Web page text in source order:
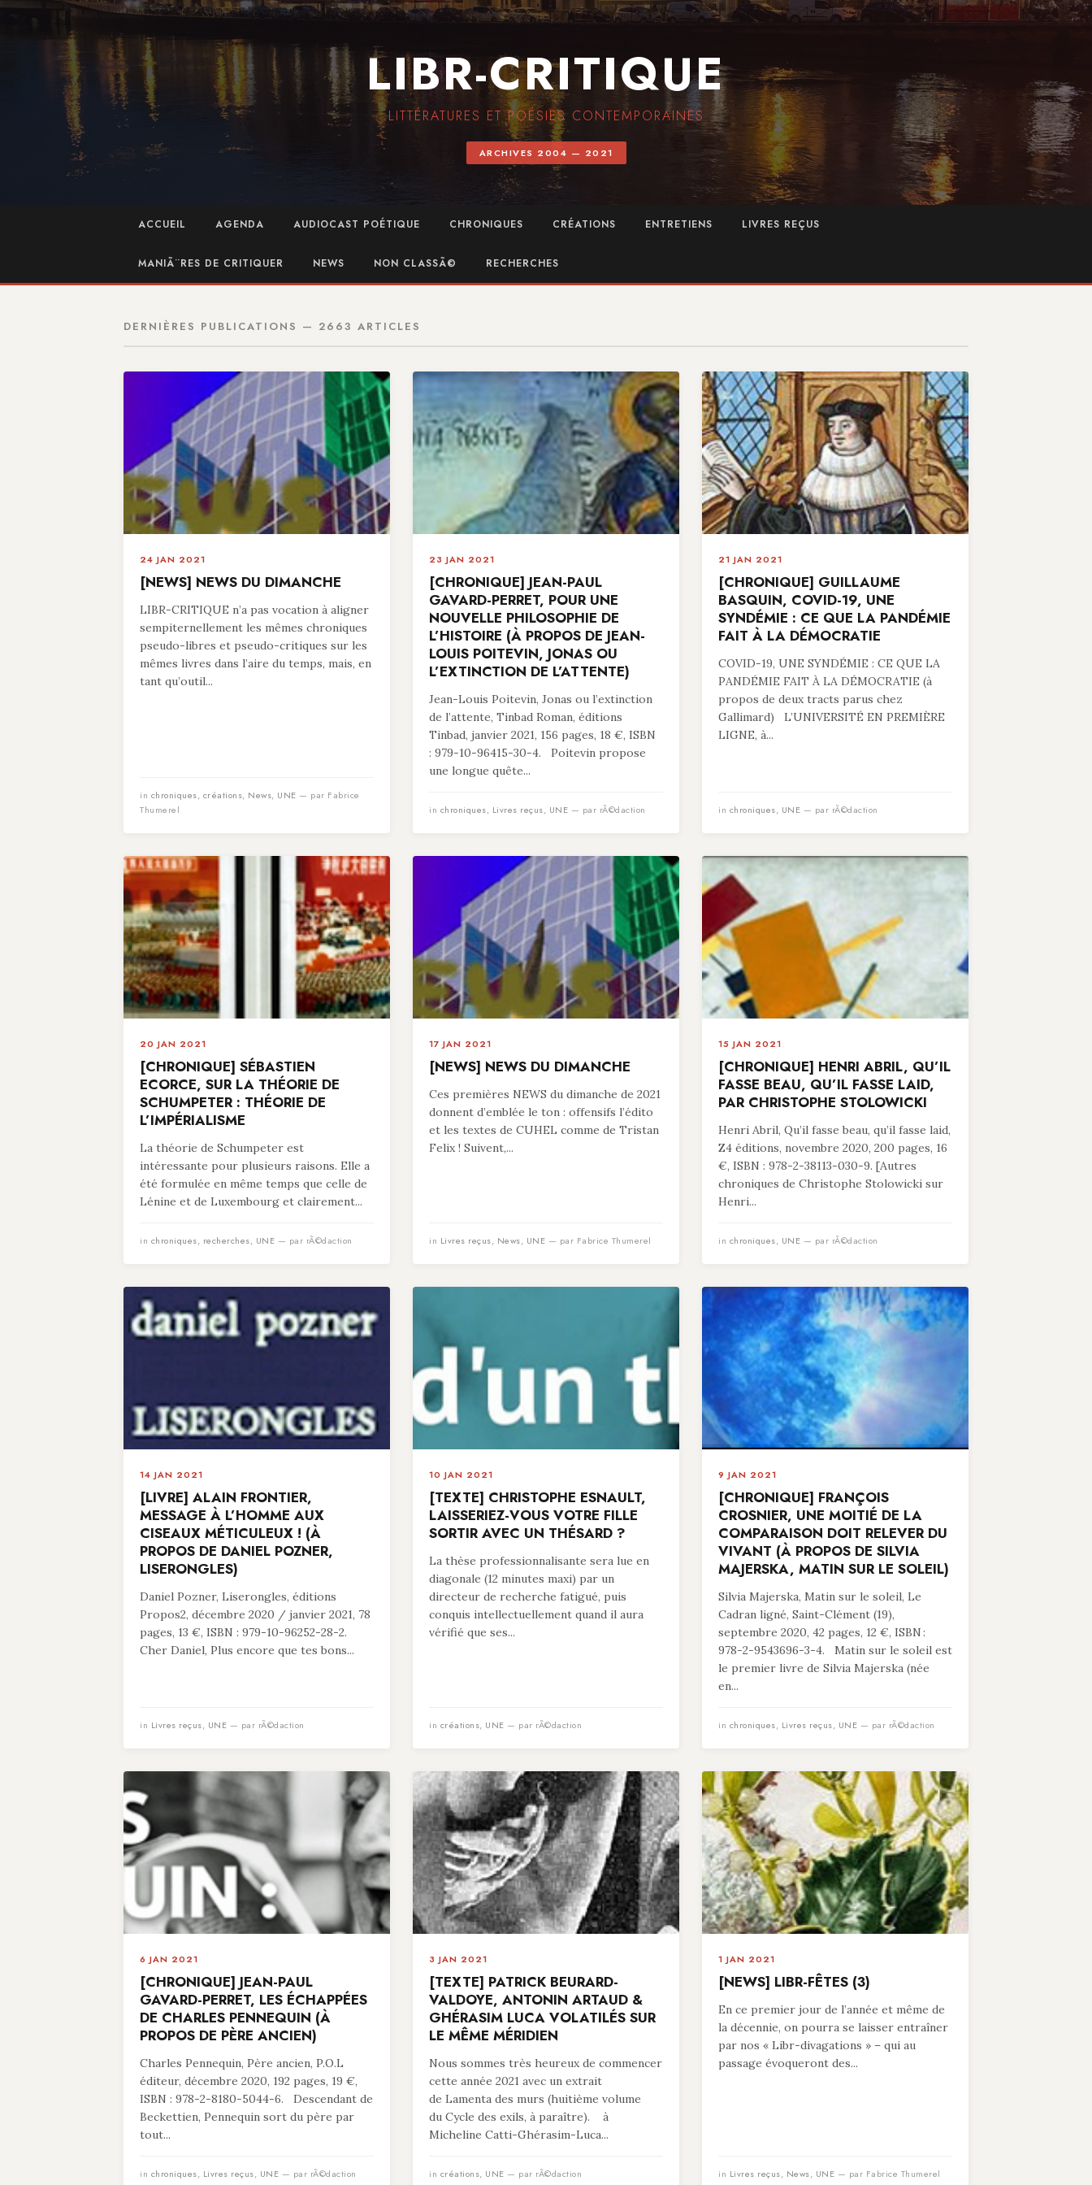
LIBR-CRITIQUE
LITTÉRATURES ET POÉSIES CONTEMPORAINES
ARCHIVES 2004 — 2021
ACCUEIL AGENDA AUDIOCAST POÉTIQUE CHRONIQUES CRÉATIONS ENTRETIENS LIVRES REÇUS
MANIÃ¨RES DE CRITIQUER NEWS NON CLASSÃ© RECHERCHES
DERNIÈRES PUBLICATIONS — 2663 ARTICLES
24 JAN 2021
[NEWS] NEWS DU DIMANCHE
LIBR-CRITIQUE n’a pas vocation à aligner
sempiternellement les mêmes chroniques
pseudo-libres et pseudo-critiques sur les
mêmes livres dans l’aire du temps, mais, en
tant qu’outil...
in chroniques, créations, News, UNE — par Fabrice
Thumerel
23 JAN 2021
[CHRONIQUE] JEAN-PAUL
GAVARD-PERRET, POUR UNE
NOUVELLE PHILOSOPHIE DE
L’HISTOIRE (À PROPOS DE JEAN-
LOUIS POITEVIN, JONAS OU
L’EXTINCTION DE L’ATTENTE)
Jean-Louis Poitevin, Jonas ou l’extinction
de l’attente, Tinbad Roman, éditions
Tinbad, janvier 2021, 156 pages, 18 €, ISBN
: 979-10-96415-30-4. Poitevin propose
une longue quête...
in chroniques, Livres reçus, UNE — par rÃ©daction
21 JAN 2021
[CHRONIQUE] GUILLAUME
BASQUIN, COVID-19, UNE
SYNDÉMIE : CE QUE LA PANDÉMIE
FAIT À LA DÉMOCRATIE
COVID-19, UNE SYNDÉMIE : CE QUE LA
PANDÉMIE FAIT À LA DÉMOCRATIE (à
propos de deux tracts parus chez
Gallimard) L’UNIVERSITÉ EN PREMIÈRE
LIGNE, à...
in chroniques, UNE — par rÃ©daction
20 JAN 2021
[CHRONIQUE] SÉBASTIEN
ECORCE, SUR LA THÉORIE DE
SCHUMPETER : THÉORIE DE
L’IMPÉRIALISME
La théorie de Schumpeter est
intéressante pour plusieurs raisons. Elle a
été formulée en même temps que celle de
Lénine et de Luxembourg et clairement...
in chroniques, recherches, UNE — par rÃ©daction
17 JAN 2021
[NEWS] NEWS DU DIMANCHE
Ces premières NEWS du dimanche de 2021
donnent d’emblée le ton : offensifs l’édito
et les textes de CUHEL comme de Tristan
Felix ! Suivent,...
in Livres reçus, News, UNE — par Fabrice Thumerel
15 JAN 2021
[CHRONIQUE] HENRI ABRIL, QU’IL
FASSE BEAU, QU’IL FASSE LAID,
PAR CHRISTOPHE STOLOWICKI
Henri Abril, Qu’il fasse beau, qu’il fasse laid,
Z4 éditions, novembre 2020, 200 pages, 16
€, ISBN : 978-2-38113-030-9. [Autres
chroniques de Christophe Stolowicki sur
Henri...
in chroniques, UNE — par rÃ©daction
14 JAN 2021
[LIVRE] ALAIN FRONTIER,
MESSAGE À L’HOMME AUX
CISEAUX MÉTICULEUX ! (À
PROPOS DE DANIEL POZNER,
LISERONGLES)
Daniel Pozner, Liserongles, éditions
Propos2, décembre 2020 / janvier 2021, 78
pages, 13 €, ISBN : 979-10-96252-28-2.
Cher Daniel, Plus encore que tes bons...
in Livres reçus, UNE — par rÃ©daction
10 JAN 2021
[TEXTE] CHRISTOPHE ESNAULT,
LAISSERIEZ-VOUS VOTRE FILLE
SORTIR AVEC UN THÉSARD ?
La thèse professionnalisante sera lue en
diagonale (12 minutes maxi) par un
directeur de recherche fatigué, puis
conquis intellectuellement quand il aura
vérifié que ses...
in créations, UNE — par rÃ©daction
9 JAN 2021
[CHRONIQUE] FRANÇOIS
CROSNIER, UNE MOITIÉ DE LA
COMPARAISON DOIT RELEVER DU
VIVANT (À PROPOS DE SILVIA
MAJERSKA, MATIN SUR LE SOLEIL)
Silvia Majerska, Matin sur le soleil, Le
Cadran ligné, Saint-Clément (19),
septembre 2020, 42 pages, 12 €, ISBN :
978-2-9543696-3-4. Matin sur le soleil est
le premier livre de Silvia Majerska (née
en...
in chroniques, Livres reçus, UNE — par rÃ©daction
6 JAN 2021
[CHRONIQUE] JEAN-PAUL
GAVARD-PERRET, LES ÉCHAPPÉES
DE CHARLES PENNEQUIN (À
PROPOS DE PÈRE ANCIEN)
Charles Pennequin, Père ancien, P.O.L
éditeur, décembre 2020, 192 pages, 19 €,
ISBN : 978-2-8180-5044-6. Descendant de
Beckettien, Pennequin sort du père par
tout...
in chroniques, Livres reçus, UNE — par rÃ©daction
3 JAN 2021
[TEXTE] PATRICK BEURARD-
VALDOYE, ANTONIN ARTAUD &
GHÉRASIM LUCA VOLATILÉS SUR
LE MÊME MÉRIDIEN
Nous sommes très heureux de commencer
cette année 2021 avec un extrait
de Lamenta des murs (huitième volume
du Cycle des exils, à paraître). à
Micheline Catti-Ghérasim-Luca...
in créations, UNE — par rÃ©daction
1 JAN 2021
[NEWS] LIBR-FÊTES (3)
En ce premier jour de l’année et même de
la décennie, on pourra se laisser entraîner
par nos « Libr-divagations » – qui au
passage évoqueront des...
in Livres reçus, News, UNE — par Fabrice Thumerel